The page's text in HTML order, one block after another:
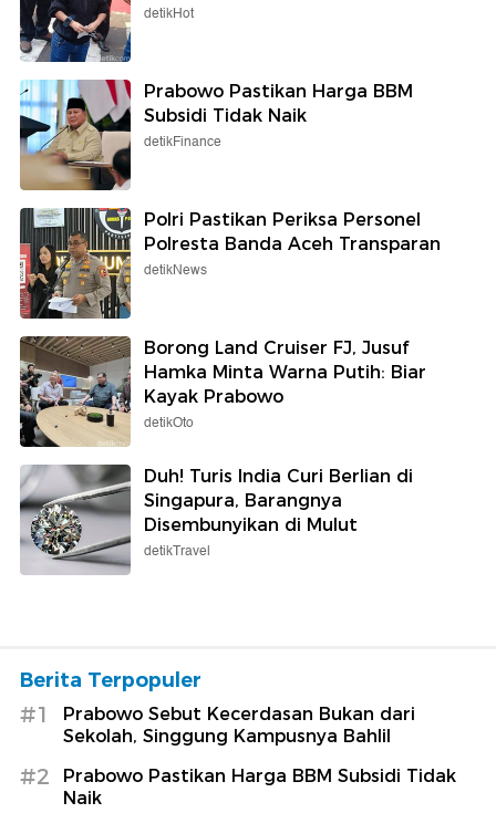
detikHot
Prabowo Pastikan Harga BBM
Subsidi Tidak Naik
detikFinance
Polri Pastikan Periksa Personel
Polresta Banda Aceh Transparan
detikNews
Borong Land Cruiser FJ, Jusuf
Hamka Minta Warna Putih: Biar
Kayak Prabowo
detikOto
Duh! Turis India Curi Berlian di
Singapura, Barangnya
Disembunyikan di Mulut
detikTravel
Berita Terpopuler
#1
Prabowo Sebut Kecerdasan Bukan dari
Sekolah, Singgung Kampusnya Bahlil
#2
Prabowo Pastikan Harga BBM Subsidi Tidak
Naik